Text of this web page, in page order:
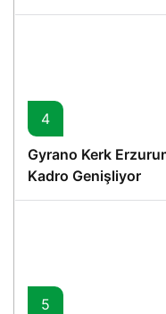
4
Gyrano Kerk
Kadro Genişliyor
5